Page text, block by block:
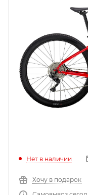
Нет в наличии
Хочу в подарок